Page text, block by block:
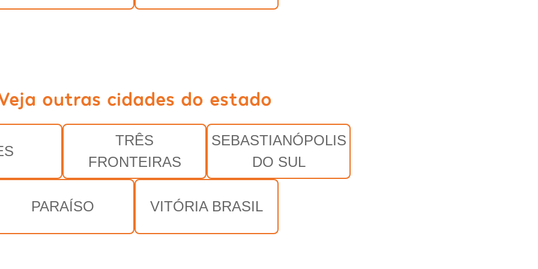
outras cidades do estado
TRÊS
FRONTEIRAS
SEBASTIANÓPOLIS
DO SUL
PARAÍSO VITÓRIA BRASIL